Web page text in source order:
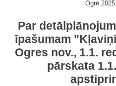
Ogrē
Par
īpašumam
Ogres nov., 1.1.
pārskata